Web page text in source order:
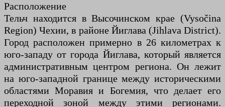
Расположение
Тельч находится в Высочинском крае (Vysočina
Region) Чехии, в районе Йиглава (Jihlava District).
Город расположен примерно в 26 километрах к
юго-западу от города Йиглава, который является
административным центром региона. Он лежит
на юго-западной границе между историческими
областями Моравия и Богемия, что делает его
переходной зоной между этими регионами.